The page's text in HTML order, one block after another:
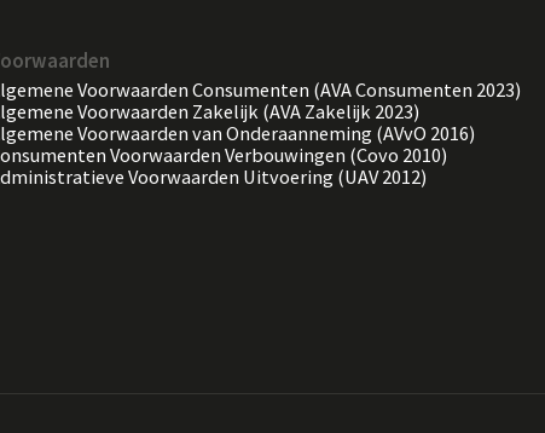
Voorwaarden Consumenten (AVA Consumenten 2023)
Voorwaarden Zakelijk (AVA Zakelijk 2023)
Voorwaarden van Onderaanneming (AVvO 2016)
Voorwaarden Verbouwingen (Covo 2010)
Voorwaarden Uitvoering (UAV 2012)